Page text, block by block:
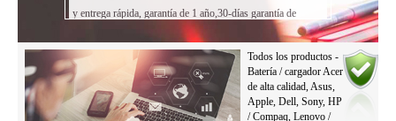
y entrega rápida, garantía de 1 año,30-días garantía de
Todos los productos -
Batería / cargador Acer
de alta calidad, Asus,
Apple, Dell, Sony, HP
/ Compaq, Lenovo /